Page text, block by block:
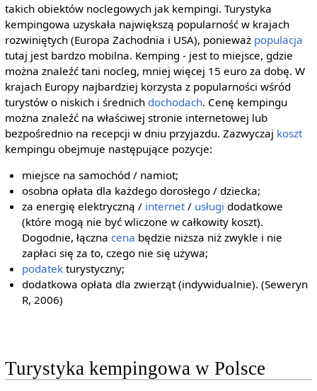
takich obiektów noclegowych jak kempingi. Turystyka
kempingowa uzyskała największą popularność w krajach
rozwiniętych (Europa Zachodnia i USA), ponieważ populacja
tutaj jest bardzo mobilna. Kemping - jest to miejsce, gdzie
można znaleźć tani nocleg, mniej więcej 15 euro za dobę. W
krajach Europy najbardziej korzysta z popularności wśród
turystów o niskich i średnich dochodach. Cenę kempingu
można znaleźć na właściwej stronie internetowej lub
bezpośrednio na recepcji w dniu przyjazdu. Zazwyczaj koszt
kempingu obejmuje następujące pozycje:
miejsce na samochód / namiot;
osobna opłata dla każdego dorosłego / dziecka;
za energię elektryczną / internet / usługi dodatkowe
(które mogą nie być wliczone w całkowity koszt).
Dogodnie, łącznacena będzie niższa niż zwykle i nie
zapłaci się za to, czego nie się używa;
podatek turystyczny;
dodatkowa opłata dla zwierząt (indywidualnie). (Seweryn
R, 2006)
Turystyka kempingowa w Polsce